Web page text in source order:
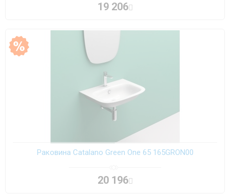
19 206
Раковина Catalano Green One 65 165GRON00
20 196